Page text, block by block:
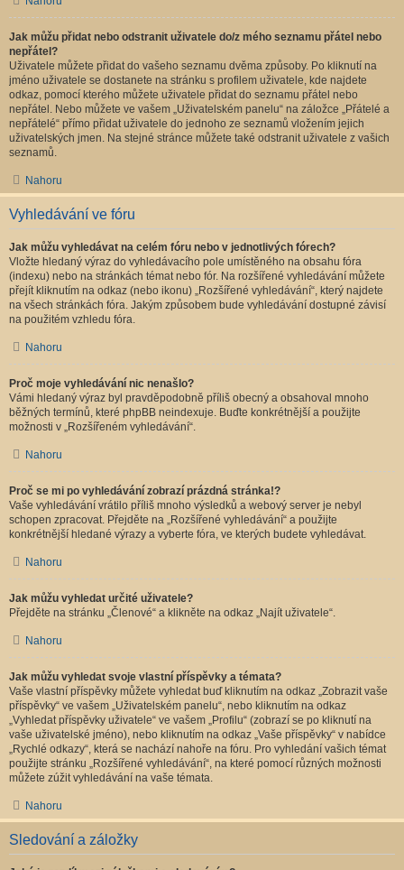
Jak můžu přidat nebo odstranit uživatele do/z mého seznamu přátel nebo
nepřátel?
Uživatele můžete přidat do vašeho seznamu dvěma způsoby. Po kliknutí na
jméno uživatele se dostanete na stránku s profilem uživatele, kde najdete
odkaz, pomocí kterého můžete uživatele přidat do seznamu přátel nebo
nepřátel. Nebo můžete ve vašem „Uživatelském panelu“ na záložce „Přátelé a
nepřátelé“ přímo přidat uživatele do jednoho ze seznamů vložením jejich
uživatelských jmen. Na stejné stránce můžete také odstranit uživatele z vašich
seznamů.
Nahoru
Vyhledávání ve fóru
Jak můžu vyhledávat na celém fóru nebo v jednotlivých fórech?
Vložte hledaný výraz do vyhledávacího pole umístěného na obsahu fóra
(indexu) nebo na stránkách témat nebo fór. Na rozšířené vyhledávání můžete
přejít kliknutím na odkaz (nebo ikonu) „Rozšířené vyhledávání“, který najdete
na všech stránkách fóra. Jakým způsobem bude vyhledávání dostupné závisí
na použitém vzhledu fóra.
Nahoru
Proč moje vyhledávání nic nenašlo?
Vámi hledaný výraz byl pravděpodobně příliš obecný a obsahoval mnoho
běžných termínů, které phpBB neindexuje. Buďte konkrétnější a použijte
možnosti v „Rozšířeném vyhledávání“.
Nahoru
Proč se mi po vyhledávání zobrazí prázdná stránka!?
Vaše vyhledávání vrátilo příliš mnoho výsledků a webový server je nebyl
schopen zpracovat. Přejděte na „Rozšířené vyhledávání“ a použijte
konkrétnější hledané výrazy a vyberte fóra, ve kterých budete vyhledávat.
Nahoru
Jak můžu vyhledat určité uživatele?
Přejděte na stránku „Členové“ a klikněte na odkaz „Najít uživatele“.
Nahoru
Jak můžu vyhledat svoje vlastní příspěvky a témata?
Vaše vlastní příspěvky můžete vyhledat buď kliknutím na odkaz „Zobrazit vaše
příspěvky“ ve vašem „Uživatelském panelu“, nebo kliknutím na odkaz
„Vyhledat příspěvky uživatele“ ve vašem „Profilu“ (zobrazí se po kliknutí na
vaše uživatelské jméno), nebo kliknutím na odkaz „Vaše příspěvky“ v nabídce
„Rychlé odkazy“, která se nachází nahoře na fóru. Pro vyhledání vašich témat
použijte stránku „Rozšířené vyhledávání“, na které pomocí různých možnosti
můžete zúžit vyhledávání na vaše témata.
Nahoru
Sledování a záložky